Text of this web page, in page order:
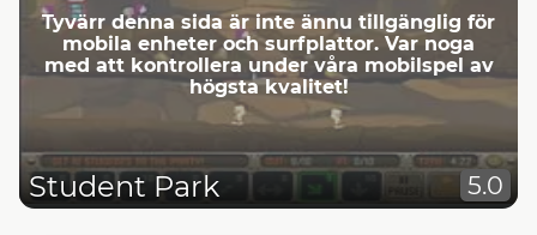
Tyvärr denna sida är inte ännu tillgänglig för
mobila enheter och surfplattor. Var noga
med att kontrollera under våra mobilspel av
högsta kvalitet!
Student Park 5.0